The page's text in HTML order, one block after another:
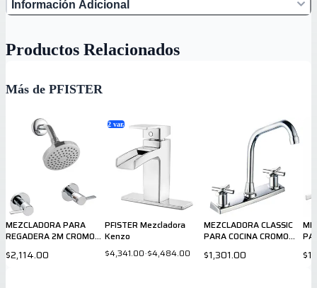
Información Adicional
Productos Relacionados
Más de PFISTER
MEZCLADORA PARA
REGADERA 2M CROMO
$2,114.00
2 var.
PFISTER Mezcladora
Kenzo
$4,341.00-$4,484.00
MEZCLADORA CLASSIC
PARA COCINA CROMO
$1,301.00